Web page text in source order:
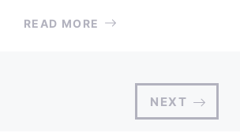
READ MORE
NEXT